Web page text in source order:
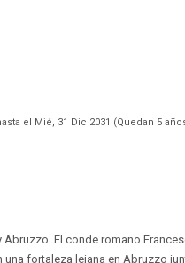
el Mié, 31 Dic 2031 (Quedan 5
Abruzzo. El conde romano
fortaleza lejana en Abruzzo